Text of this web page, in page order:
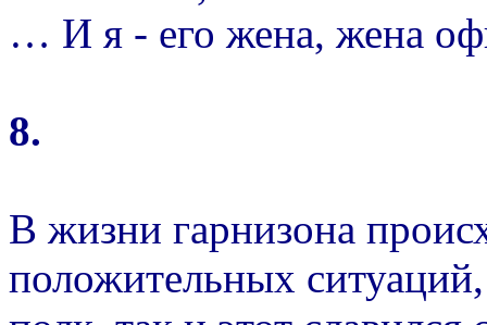
… И я - его жена, жена
8.
В жизни гарнизона
положительных